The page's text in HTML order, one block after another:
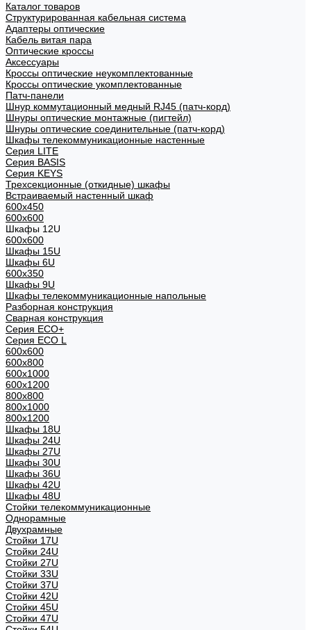
Каталог товаров
Структурированная кабельная система
Адаптеры оптические
Кабель витая пара
Оптические кроссы
Аксессуары
Кроссы оптические неукомплектованные
Кроссы оптические укомплектованные
Патч-панели
Шнур коммутационный медный RJ45 (патч-корд)
Шнуры оптические монтажные (пигтейл)
Шнуры оптические соединительные (патч-корд)
Шкафы телекоммуникационные настенные
Cерия LITE
Cерия BASIS
Cерия KEYS
Трехсекционные (откидные) шкафы
Встраиваемый настенный шкаф
600x450
600x600
Шкафы 12U
600x600
Шкафы 15U
Шкафы 6U
600x350
Шкафы 9U
Шкафы телекоммуникационные напольные
Разборная конструкция
Сварная конструкция
Серия ECO+
Серия ECO L
600x600
600x800
600х1000
600х1200
800x800
800х1000
800х1200
Шкафы 18U
Шкафы 24U
Шкафы 27U
Шкафы 30U
Шкафы 36U
Шкафы 42U
Шкафы 48U
Стойки телекоммуникационные
Однорамные
Двухрамные
Стойки 17U
Стойки 24U
Стойки 27U
Стойки 33U
Стойки 37U
Стойки 42U
Стойки 45U
Стойки 47U